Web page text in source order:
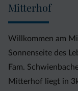
Mitterhof
Willkommen am
Sonnenseite des
Fam.
Mitterhof liegt in